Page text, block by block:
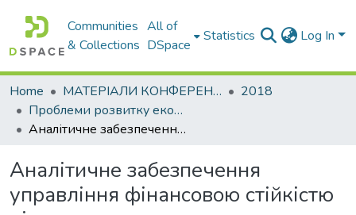
Communities
& Collections
All of
DSpace
Statistics Log In
Home МАТЕРІАЛИ КОНФЕРЕНЦІЙ
2018
Проблеми розвитку економіки підприємства: погляд молоді
Аналітичне забезпечення управління фінансовою стійкістю підприємства
Аналітичне забезпечення
управління фінансовою стійкістю